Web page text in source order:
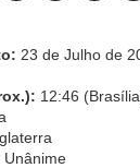
23 de Julho de
12:46
Unânime